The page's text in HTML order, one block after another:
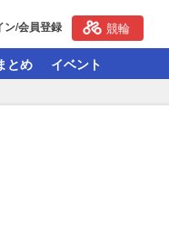
ン/会員登録 競輪
とめ イベント